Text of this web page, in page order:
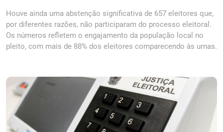
Houve ainda uma abstenção significativa de 657 eleitores que,
por diferentes razões, não participaram do processo eleitoral.
Os números refletem o engajamento da população local no
pleito, com mais de 88% dos eleitores comparecendo às urnas.